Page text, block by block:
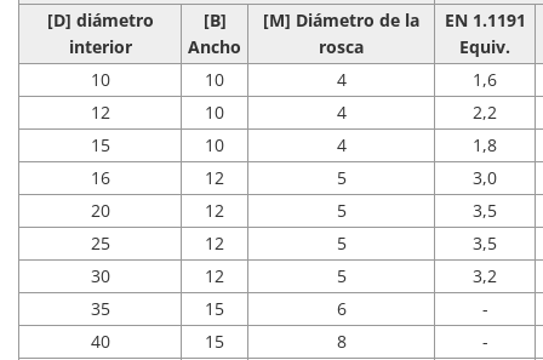
[D] diámetro
interior
[B]
Ancho
[M] Diámetro de la
rosca
EN 1.1191
Equiv.
10
10 4
1,6
12
10 4
2,2
15
10 4
1,8
16
12 5
3,0
20
12 5
3,5
25
12 5
3,5
30
12 5
3,2
35
15 6
-
40
15 8
-